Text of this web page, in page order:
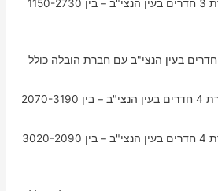
טווח המחירים לאריזה דירת 3 חדרים בעין הנצי"ב – בין 1150-2730
כמה עולה להוביל דירת 4 חדרים בעין הנצי"ב עם חברת הובלה כולל
טווח המחירים להובלת דירת 4 חדרים בעין הנצי"ב – בין 2070-3190
טווח המחירים לאריזה דירת 4 חדרים בעין הנצי"ב – בין 3020-2090